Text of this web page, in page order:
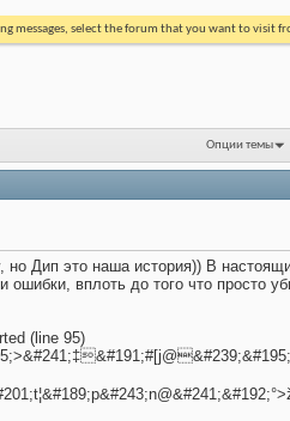
messages, select the forum that you want to visit
Опции темы
Дип это наша история)) В
вплоть до того что просто
(line 95)